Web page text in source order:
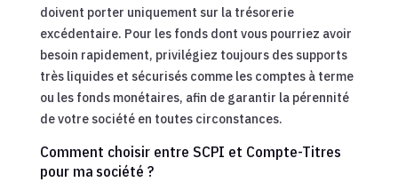
doivent porter uniquement sur la trésorerie
excédentaire. Pour les fonds dont vous pourriez avoir
besoin rapidement, privilégiez toujours des supports
très liquides et sécurisés comme les comptes à terme
ou les fonds monétaires, afin de garantir la pérennité
de votre société en toutes circonstances.
Comment choisir entre SCPI et Compte-Titres
pour ma société ?